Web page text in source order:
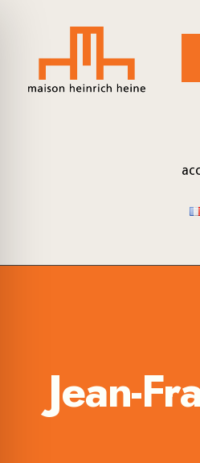
content
Jean-